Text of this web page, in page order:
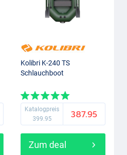
Kolibri K-240 TS
Schlauchboot
Katalogpreis
399.95
387.95
Zum deal